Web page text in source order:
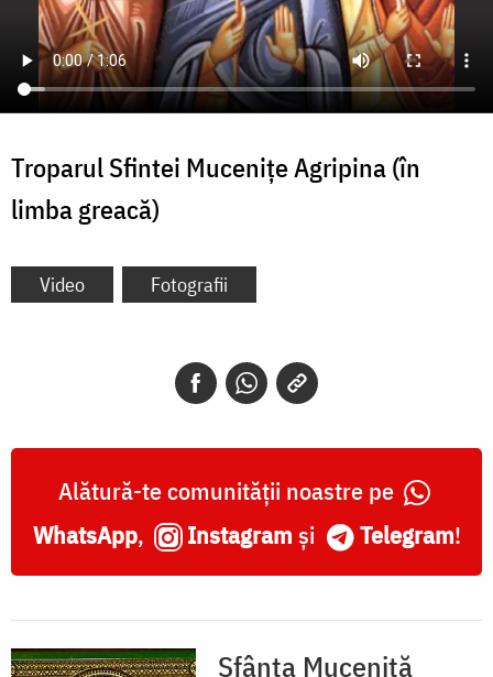
Troparul Sfintei Mucenițe Agripina (în
limba greacă)
Video Fotografii
Alătură-te comunității noastre pe
WhatsApp, Instagram și Telegram!
Sfânta Muceniță